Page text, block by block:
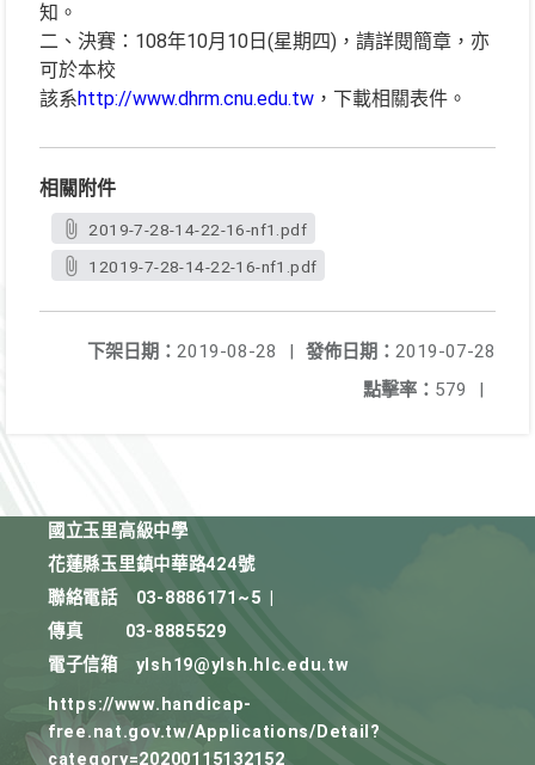
知。
二、決賽：108年10月10日(星期四)，請詳閱簡章，亦
可於本校
該系http://www.dhrm.cnu.edu.tw ，下載相關表件。
相關附件
2019-7-28-14-22-16-nf1.pdf
12019-7-28-14-22-16-nf1.pdf
發佈日期： 2019-07-28
下架日期： 2019-08-28
|
點擊率： 579 |
國立玉里高級中學
花蓮縣玉里鎮中華路424號
聯絡電話
03-8886171~5
傳真
03-8885529
電子信箱
ylsh19@ylsh.hlc.edu.tw
https://www.handicap-
free.nat.gov.tw/Applications/Detail?
category=20200115132152